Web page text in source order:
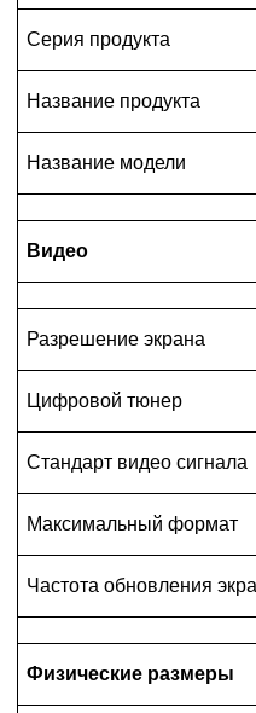
Серия продукта
Название продукта
Название модели
Видео
Разрешение экрана
Цифровой тюнер
Стандарт видео сигнала
Максимальный формат
Частота обновления
Физические размеры